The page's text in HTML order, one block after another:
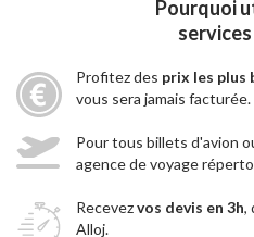
Pourquoi
Profitez des prix les plus
vous sera jamais facturée.
Pour tous billets d'avion
agence de voyage
Recevezvos devis en 3h,
Alloj.